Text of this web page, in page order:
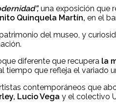
una exposición que
Quinquela Martín, en el
del museo, y
diferente que recupera la
que refleja el variado
contemporáneos que
Lucio Vega y el colectivo